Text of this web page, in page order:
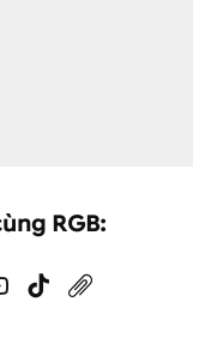
RGB: